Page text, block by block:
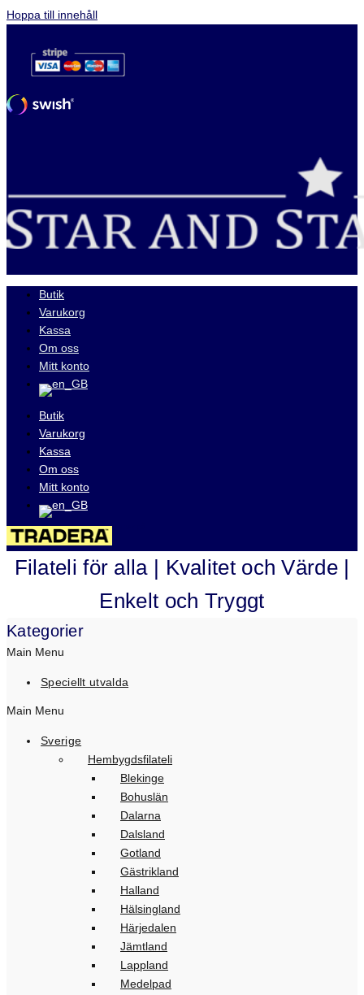
Hoppa till innehåll
Butik
Varukorg
Kassa
Om oss
Mitt konto
Butik
Varukorg
Kassa
Om oss
Mitt konto
Besök våra auktioner på
Filateli för alla | Kvalitet och Värde |
Enkelt och Tryggt
Kategorier
Main Menu
Speciellt utvalda
Main Menu
Sverige
Hembygdsfilateli
Blekinge
Bohuslän
Dalarna
Dalsland
Gotland
Gästrikland
Halland
Hälsingland
Härjedalen
Jämtland
Lappland
Medelpad